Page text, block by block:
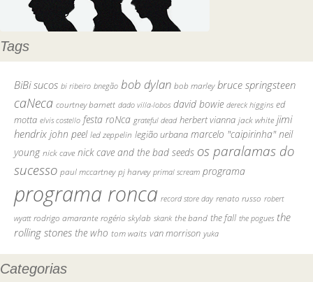
Tags
BiBi sucos bi ribeiro bnegão bob dylan bob marley bruce springsteen
caNeca courtney barnett dado villa-lobos david bowie dereck higgins ed
motta elvis costello festa roNca grateful dead herbert vianna jack white jimi
hendrix john peel led zeppelin legião urbana marcelo "caipirinha" neil
young nick cave nick cave and the bad seeds os paralamas do
sucesso paul mccartney pj harvey primal scream programa
programa ronca record store day renato russo robert
wyatt rodrigo amarante rogério skylab skank the band the fall the pogues the
rolling stones the who tom waits van morrison yuka
Categorias